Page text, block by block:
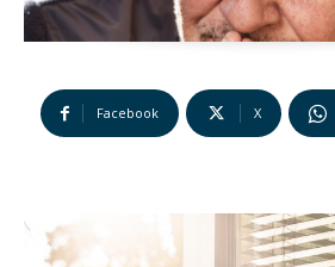
Facebook X